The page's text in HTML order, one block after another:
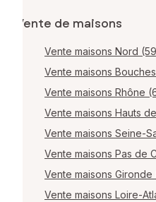
Vente de maisons
Vente maisons Nord
Vente maisons
Vente maisons Rhône
Vente maisons Hauts
Vente maisons Seine-
Vente maisons Pas de
Vente maisons Gironde
Vente maisons Loire-